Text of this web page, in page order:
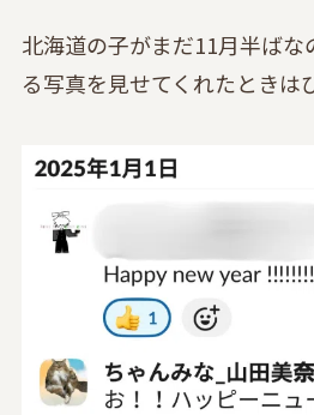
北海道の子がまだ11月半ばな
る写真を見せてくれたときは